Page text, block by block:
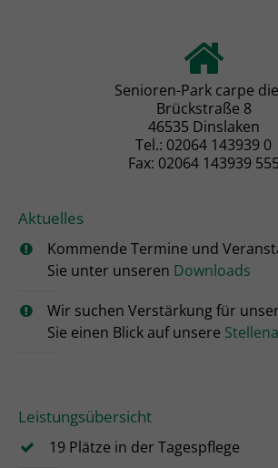
Senioren-Park carpe
Brückstraße 8
46535 Dinslaken
Tel.: 02064 143939 0
Fax: 02064 143939 555
Aktuelles
Kommende Termine und
Sie unter unseren Downloads
Wir suchen Verstärkung für
Sie einen Blick auf unsere
Leistungsübersicht
19 Plätze in der Tagespflege